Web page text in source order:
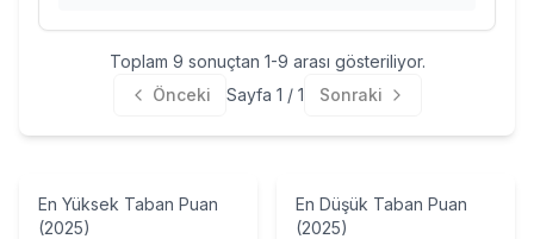
Toplam 9 sonuçtan 1-9 arası gösteriliyor.
Önceki
Sayfa 1 / 1 Sonraki
En Yüksek Taban Puan
(2025)
En Düşük Taban Puan
(2025)